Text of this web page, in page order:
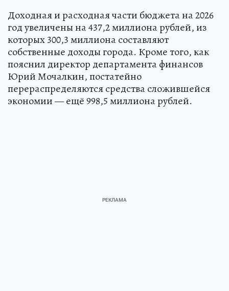
Доходная и расходная части бюджета на 2026
год увеличены на 437,2 миллиона рублей, из
которых 300,3 миллиона составляют
собственные доходы города. Кроме того, как
пояснил директор департамента финансов
Юрий Мочалкин, постатейно
перераспределяются средства сложившейся
экономии — ещё 998,5 миллиона рублей.